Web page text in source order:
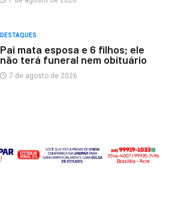
DESTAQUES
Pai mata esposa e 6 filhos; ele
não terá funeral nem obituário
7 de agosto de 2026